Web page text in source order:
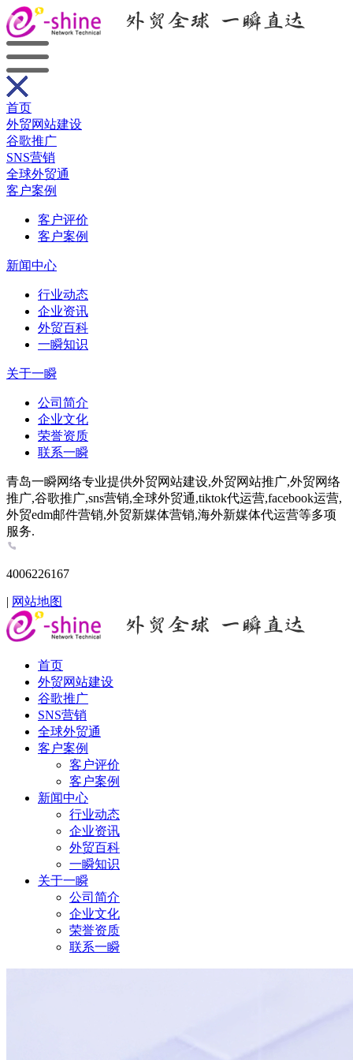
首页
外贸网站建设
谷歌推广
SNS营销
全球外贸通
客户案例
客户评价
客户案例
新闻中心
行业动态
企业资讯
外贸百科
一瞬知识
关于一瞬
公司简介
企业文化
荣誉资质
联系一瞬
青岛一瞬网络专业提供外贸网站建设,外贸网站推广,外贸网络
推广,谷歌推广,sns营销,全球外贸通,tiktok代运营,facebook运营,
外贸edm邮件营销,外贸新媒体营销,海外新媒体代运营等多项
服务.
4006226167
| 网站地图
首页
外贸网站建设
谷歌推广
SNS营销
全球外贸通
客户案例
客户评价
客户案例
新闻中心
行业动态
企业资讯
外贸百科
一瞬知识
关于一瞬
公司简介
企业文化
荣誉资质
联系一瞬